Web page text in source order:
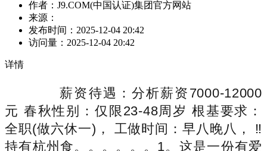
作者：J9.COM(中国认证)集团官方网站
来源：
发布时间： 2025-12-04 20:42
访问量： 2025-12-04 20:42
详情
薪资待遇：分析薪资7000-12000
元 春秋性别：仅限23-48周岁 根基要求：
全职(做六休一)， 工做时间：早八晚八， ‼️
持有杭州食。。。。。。1。这是一份有爱